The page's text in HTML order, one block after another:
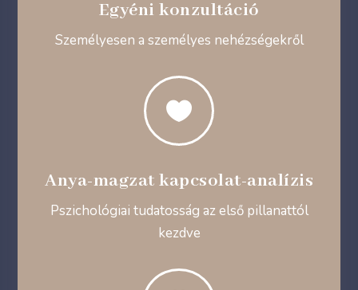
Egyéni konzultáció
Személyesen a személyes nehézségekről

Anya-magzat kapcsolat-analízis
Pszichológiai tudatosság az első pillanattól
kezdve